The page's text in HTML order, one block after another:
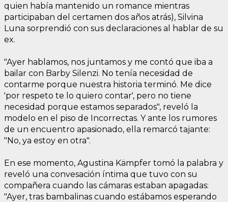
quien había mantenido un romance mientras
participaban del certamen dos años atrás), Silvina
Luna sorprendió con sus declaraciones al hablar de su
ex.
"Ayer hablamos, nos juntamos y me contó que iba a
bailar con Barby Silenzi. No tenía necesidad de
contarme porque nuestra historia terminó. Me dice
'por respeto te lo quiero contar', pero no tiene
necesidad porque estamos separados", reveló la
modelo en el piso de Incorrectas. Y ante los rumores
de un encuentro apasionado, ella remarcó tajante:
"No, ya estoy en otra".
En ese momento, Agustina Kämpfer tomó la palabra y
reveló una convesación íntima que tuvo con su
compañera cuando las cámaras estaban apagadas:
"Ayer, tras bambalinas cuando estábamos esperando